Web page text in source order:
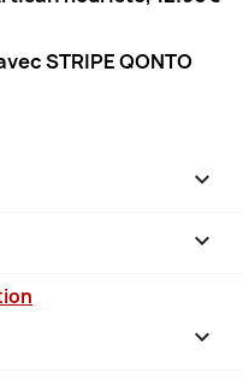
STRIPE QONTO


